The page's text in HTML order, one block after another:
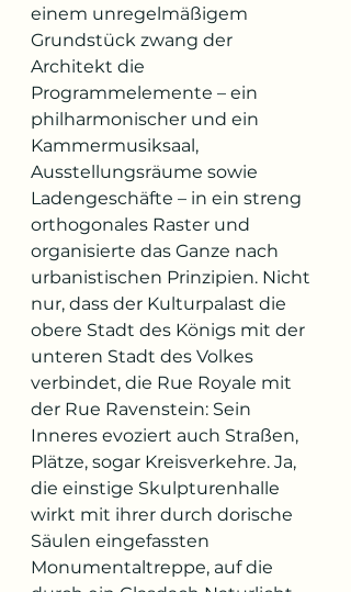
einem unregelmäßigem
Grundstück zwang der
Architekt die
Programmelemente – ein
philharmonischer und ein
Kammermusiksaal,
Ausstellungsräume sowie
Ladengeschäfte – in ein streng
orthogonales Raster und
organisierte das Ganze nach
urbanistischen Prinzipien. Nicht
nur, dass der Kulturpalast die
obere Stadt des Königs mit der
unteren Stadt des Volkes
verbindet, die Rue Royale mit
der Rue Ravenstein: Sein
Inneres evoziert auch Straßen,
Plätze, sogar Kreisverkehre. Ja,
die einstige Skulpturenhalle
wirkt mit ihrer durch dorische
Säulen eingefassten
Monumentaltreppe, auf die